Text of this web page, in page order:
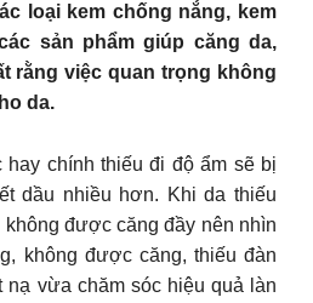
loại kem chống nắng, kem
sản phẩm giúp căng da,
rằng việc quan trọng không
da.
chính thiếu đi độ ẩm sẽ bị
dầu nhiều hơn. Khi da thiếu
được căng đầy nên nhìn
không được căng, thiếu đàn
nạ vừa chăm sóc hiệu quả làn